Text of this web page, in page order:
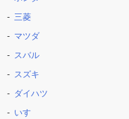
三菱
マツダ
スバル
スズキ
ダイハツ
いすゞ